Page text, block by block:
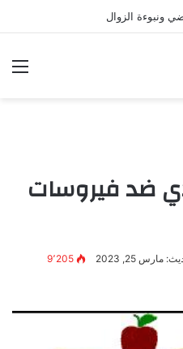
ونبوءة الزوال
ضد فيروسات
مارس 25, 2023 9٬205